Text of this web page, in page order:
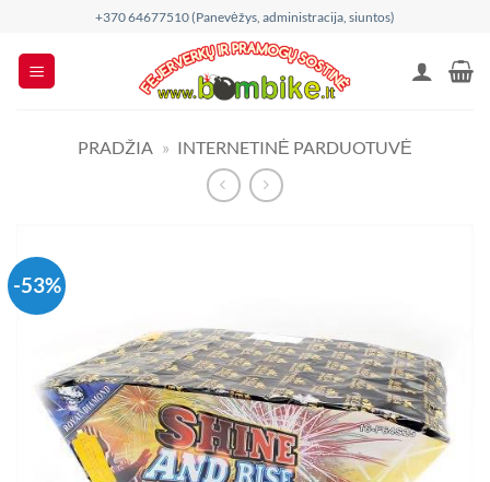
content
+370 64677510 (Panevėžys, administracija, siuntos)
PRADŽIA » INTERNETINĖ PARDUOTUVĖ
-53%